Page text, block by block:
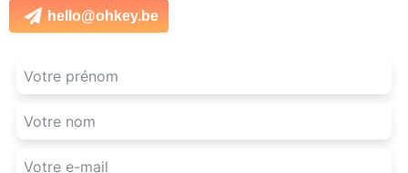
hello@ohkey.be